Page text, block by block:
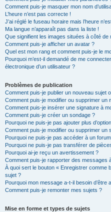
Comment puis-je masquer mon nom
L’heure n’est pas correcte !
J’ai réglé le fuseau horaire mais l’heure
Ma langue n’apparaît pas dans la liste !
Que signifient les images situées à côté de
Comment puis-je afficher un avatar ?
Quel est mon rang et comment puis-je le
Pourquoi m’est-il demandé de me
électronique d’un utilisateur ?
Problèmes de publication
Comment puis-je publier un nouveau sujet
Comment puis-je modifier ou supprimer un
Comment puis-je insérer une signature à
Comment puis-je créer un sondage ?
Pourquoi ne puis-je pas ajouter plus
Comment puis-je modifier ou supprimer un
Pourquoi ne puis-je pas accéder à un
Pourquoi ne puis-je pas transférer de
Pourquoi ai-je reçu un avertissement ?
Comment puis-je rapporter des messages
À quoi sert le bouton « Enregistrer comme
sujet ?
Pourquoi mon message a-t-il besoin d’être
Comment puis-je remonter mes sujets ?
Mise en forme et types de sujets